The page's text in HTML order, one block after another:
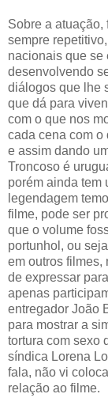
Sobre a
sempre
nacionais que se
desenvolvendo
diálogos que lhe
que dá para
com o que nos
cada cena com o
e assim dando
Troncoso é
porém ainda tem
legendagem
filme, pode ser
que o volume
portunhol, ou
em outros filmes,
de expressar
apenas
entregador João
para mostrar a
tortura com sexo
síndica Lorena
fala, não vi
relação ao filme.